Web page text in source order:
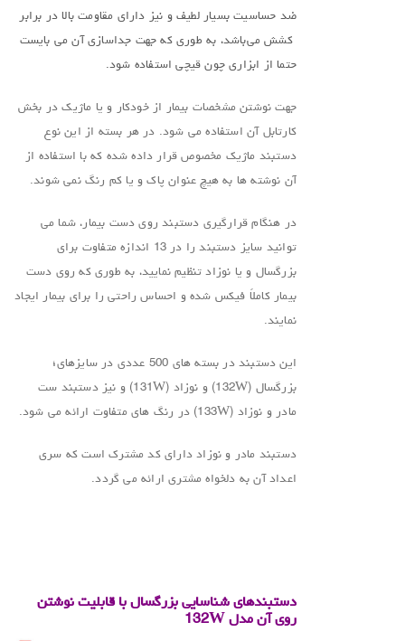
ضد حساسیت بسیار لطیف و نیز دارای مقاومت بالا در برابر
کشش می‌باشد، به طوری که جهت جداسازی آن می بایست
حتما از ابزاری چون قیچی استفاده شود.
جهت نوشتن مشخصات بیمار از خودکار و یا ماژیک در بخش
کارتابل آن استفاده می شود. در هر بسته از این نوع
دستبند ماژیک مخصوص قرار داده شده که با استفاده از
آن نوشته ها به هیچ عنوان پاک و یا کم رنگ نمی شوند.
در هنگام قرارگیری دستبند روی دست بیمار، شما می
توانید سایز دستبند را در 13 اندازه متفاوت برای
بزرگسال و یا نوزاد تنظیم نمایید، به طوری که روی دست
بیمار کاملاً فیکس شده و احساس راحتی را برای بیمار ایجاد
نمایند.
این دستبند در بسته های 500 عددی در سایزهای؛
بزرگسال (132W) و نوزاد (131W) و نیز دستبند ست
مادر و نوزاد (133W) در رنگ های متفاوت ارائه می شود.
دستبند مادر و نوزاد دارای کد مشترک است که سری
اعداد آن به دلخواه مشتری ارائه می گردد.
دستبندهای شناسایی بزرگسال با قابلیت نوشتن
روی آن مدل 132W